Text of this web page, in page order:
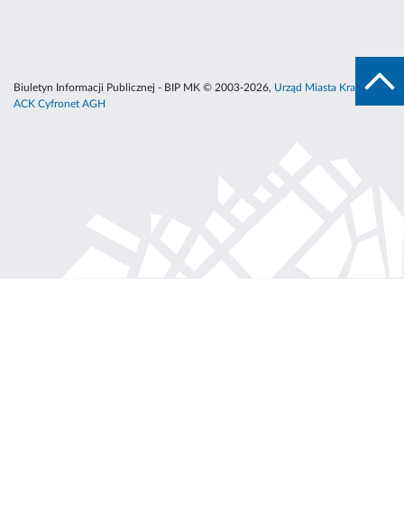
Biuletyn Informacji Publicznej - BIP MK © 2003-2026, Urząd Miasta Krakowa
ACK Cyfronet AGH